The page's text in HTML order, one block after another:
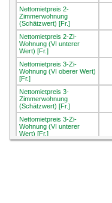
Nettomietpreis 2-
Zimmerwohnung
(Schätzwert) [Fr.]
Nettomietpreis 2-Zi-
Wohnung (VI unterer
Wert) [Fr.]
Nettomietpreis 3-Zi-
Wohnung (VI oberer Wert)
[Fr.]
Nettomietpreis 3-
Zimmerwohnung
(Schätzwert) [Fr.]
Nettomietpreis 3-Zi-
Wohnung (VI unterer
Wert) [Fr.]